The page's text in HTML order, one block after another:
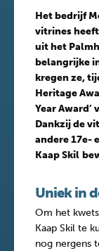
Het bedrijf
vitrines
uit het
belangrijke
kregen ze,
Heritage
Year
Dankzij de
andere 17e-
Kaap Skil
Uniek in
Om het
Kaap Skil te
nog nergens